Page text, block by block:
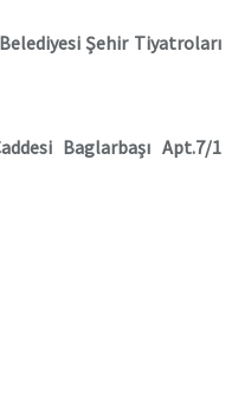
Şehir Tiyatroları
Baglarbaşı Apt.7/1